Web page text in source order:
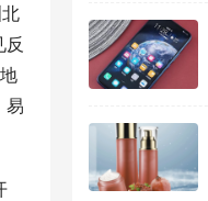
反
易